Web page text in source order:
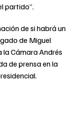
partido”.
de si habrá un
de Miguel
la Cámara Andrés
de prensa en la